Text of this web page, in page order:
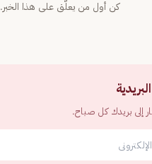
كن أول من يعلّق على هذا الخبر.
إلى بريدك كل صباح.